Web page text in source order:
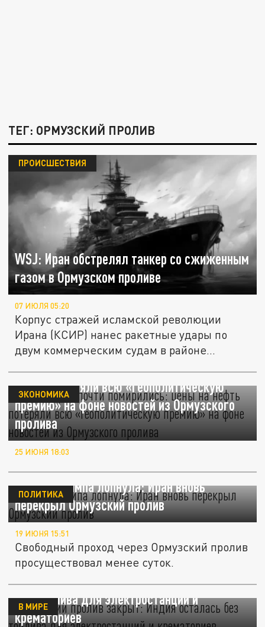
ТЕГ: ОРМУЗСКИЙ ПРОЛИВ
WSJ: Иран обстрелял танкер со сжиженным
газом в Ормузском проливе
ПРОИСШЕСТВИЯ
07 ИЮЛЯ 05:20
Корпус стражей исламской революции
Ирана (КСИР) нанес ракетные удары по
двум коммерческим судам в районе...
США и Иран почти помирились: цены на
нефть потеряли всю «геополитическую
премию» на фоне новостей из Ормузского
пролива
ЭКОНОМИКА
25 ИЮНЯ 18:03
Сделка Трампа лопнула: Иран вновь
перекрыл Ормузский пролив
ПОЛИТИКА
19 ИЮНЯ 15:51
Свободный проход через Ормузский пролив
просуществовал менее суток.
Ормузский пролив закрыт: Индия осталась
без топлива для электростанций и
крематориев
В МИРЕ